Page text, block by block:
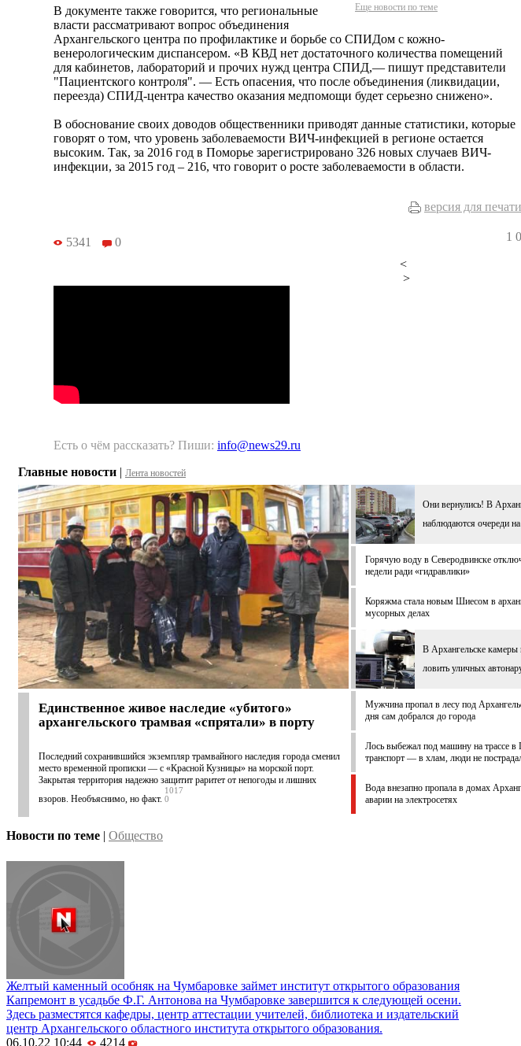
Еще новости по теме
В документе также говорится, что региональные
власти рассматривают вопрос объединения
Архангельского центра по профилактике и борьбе со СПИДом с кожно-
венерологическим диспансером. «В КВД нет достаточного количества помещений
для кабинетов, лабораторий и прочих нужд центра СПИД,— пишут представители
"Пациентского контроля". — Есть опасения, что после объединения (ликвидации,
переезда) СПИД-центра качество оказания медпомощи будет серьезно снижено».
В обоснование своих доводов общественники приводят данные статистики, которые
говорят о том, что уровень заболеваемости ВИЧ-инфекцией в регионе остается
высоким. Так, за 2016 год в Поморье зарегистрировано 326 новых случаев ВИЧ-
инфекции, за 2015 год – 216, что говорит о росте заболеваемости в области.
версия для печати
5341 0 1 0
<
>
Есть о чём рассказать? Пиши: info@news29.ru
Главные новости | Лента новостей
Единственное живое наследие «убитого»
архангельского трамвая «спрятали» в порту
Последний сохранившийся экземпляр трамвайного наследия города сменил
место временной прописки — с «Красной Кузницы» на морской порт.
Закрытая территория надежно защитит раритет от непогоды и лишних
взоров. Необъяснимо, но факт.
1017
0
Они вернулись! В
наблюдаются очереди
Горячую воду в Северодвинске
недели ради «гидравлики»
Коряжма стала новым Шиесом в
мусорных делах
В Архангельске камеры
ловить уличных
Мужчина пропал в лесу под
дня сам добрался до города
Лось выбежал под машину на трассе в
транспорт — в хлам, люди не
Вода внезапно пропала в домах
аварии на электросетях
Новости по теме | Общество
Желтый каменный особняк на Чумбаровке займет институт открытого образования
Капремонт в усадьбе Ф.Г. Антонова на Чумбаровке завершится к следующей осени.
Здесь разместятся кафедры, центр аттестации учителей, библиотека и издательский
центр Архангельского областного института открытого образования.
06.10.22 10:44
4214